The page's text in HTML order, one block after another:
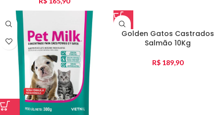
Golden Gatos Castrados
Salmão 10Kg
R$ 189,90